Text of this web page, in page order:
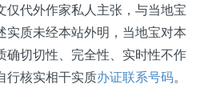
代外作家私人主张，与当地宝
实质未经本站外明，当地宝对本
确切切性、完全性、实时性不作
行核实相干实质办证联系号码。